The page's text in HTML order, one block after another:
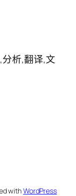
析,翻译,文
withWordPress